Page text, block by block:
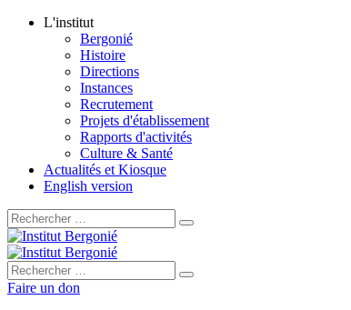
L'institut
Bergonié
Histoire
Directions
Instances
Recrutement
Projets d'établissement
Rapports d'activités
Culture & Santé
Actualités et Kiosque
English version
Rechercher :
Rechercher :
Faire un don